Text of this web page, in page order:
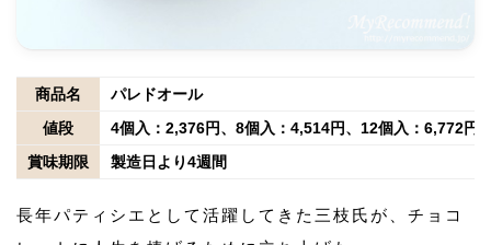
商品名
パレドオール
値段
4個入：2,376円、8個入：4,514円、12個入：6,772円
賞味期限
製造日より4週間
長年パティシエとして活躍してきた三枝氏が、チョコ